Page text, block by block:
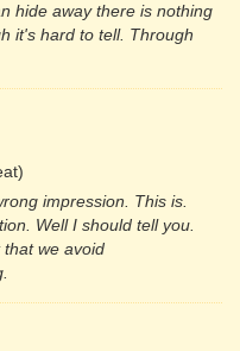
hide away there is nothing
it's hard to tell. Through
impression. This is.
Well I should tell you.
we avoid